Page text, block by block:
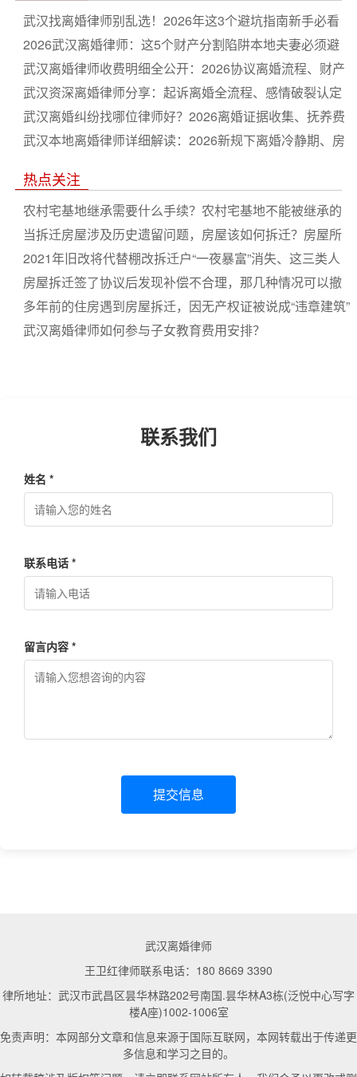
武汉找离婚律师别乱选！2026年这3个避坑指南新手必看
2026武汉离婚律师：这5个财产分割陷阱本地夫妻必须避
开
武汉离婚律师收费明细全公开：2026协议离婚流程、财产
分割与抚养权争夺实操指南
武汉资深离婚律师分享：起诉离婚全流程、感情破裂认定
标准与开庭应答技巧（2026版）
武汉离婚纠纷找哪位律师好？2026离婚证据收集、抚养费
标准及财产隐匿应对策略
武汉本地离婚律师详细解读：2026新规下离婚冷静期、房
热点关注
农村宅基地继承需要什么手续？农村宅基地不能被继承的
情况有哪些?
当拆迁房屋涉及历史遗留问题，房屋该如何拆迁？房屋所
有人是否能得到拆迁补偿？
2021年旧改将代替棚改拆迁户“一夜暴富”消失、这三类人
将受益
房屋拆迁签了协议后发现补偿不合理，那几种情况可以撤
销补偿协议？
多年前的住房遇到房屋拆迁，因无产权证被说成“违章建筑”
武汉离婚律师如何参与子女教育费用安排？
联系我们
姓名 *
联系电话 *
留言内容 *
提交信息
武汉离婚律师
王卫红律师联系电话：180 8669 3390
律所地址：武汉市武昌区昙华林路202号南国.昙华林A3栋(泛悦中心写字
楼A座)1002-1006室
免责声明：本网部分文章和信息来源于国际互联网，本网转载出于传递更
多信息和学习之目的。